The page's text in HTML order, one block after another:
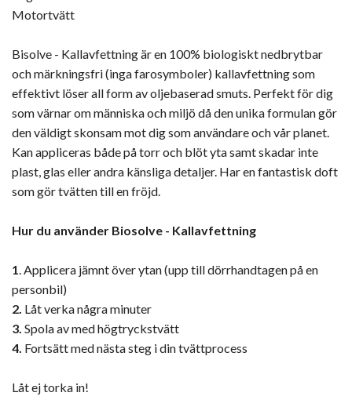
Motortvätt
Bisolve - Kallavfettning är en 100% biologiskt nedbrytbar
och märkningsfri (inga farosymboler) kallavfettning som
effektivt löser all form av oljebaserad smuts. Perfekt för dig
som värnar om människa och miljö då den unika formulan gör
den väldigt skonsam mot dig som användare och vår planet.
Kan appliceras både på torr och blöt yta samt skadar inte
plast, glas eller andra känsliga detaljer. Har en fantastisk doft
som gör tvätten till en fröjd.
Hur du använder Biosolve - Kallavfettning
1. Applicera jämnt över ytan (upp till dörrhandtagen på en
personbil)
2. Låt verka några minuter
3. Spola av med högtryckstvätt
4. Fortsätt med nästa steg i din tvättprocess
Låt ej torka in!